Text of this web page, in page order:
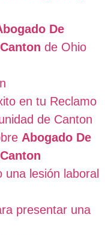
De
de Ohio
en tu Reclamo
de Canton
Abogado De
una lesión laboral
presentar una